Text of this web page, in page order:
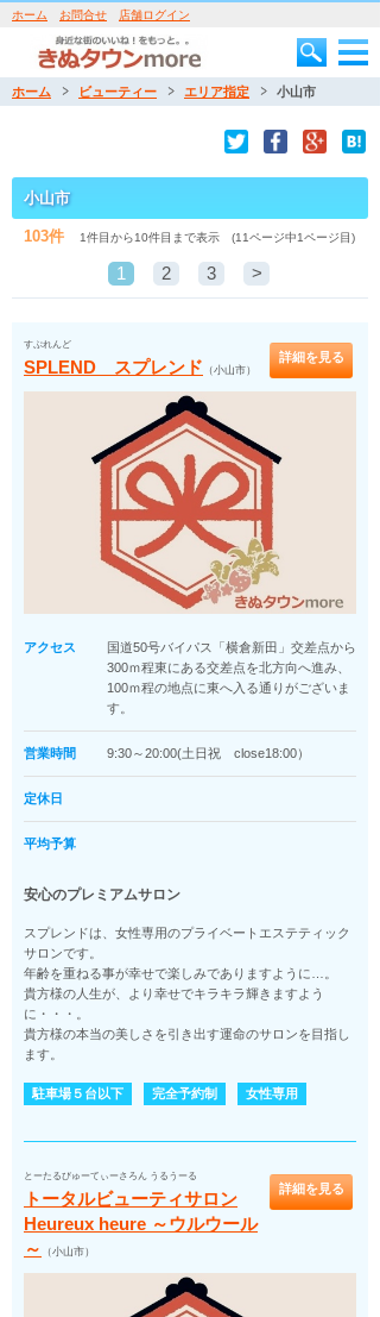
ホーム お問合せ 店舗ログイン
ホーム ビューティー エリア指定 小山市
小山市
103件 1件目から10件目まで表示 (11ページ中1ページ目)
1 2 3 >
すぷれんど
SPLEND スプレンド （小山市）
詳細を見る
アクセス
国道50号バイパス「横倉新田」交差点から
300ｍ程東にある交差点を北方向へ進み、
100ｍ程の地点に東へ入る通りがございま
す。
営業時間 9:30～20:00(土日祝 close18:00）
定休日
平均予算
安心のプレミアムサロン
スプレンドは、女性専用のプライベートエステティック
サロンです。
年齢を重ねる事が幸せで楽しみでありますように…。
貴方様の人生が、より幸せでキラキラ輝きますよう
に・・・。
貴方様の本当の美しさを引き出す運命のサロンを目指し
ます。
駐車場５台以下 完全予約制 女性専用
とーたるびゅーてぃーさろん うるうーる
トータルビューティサロン
Heureux heure ～ウルウール
～
（小山市）
詳細を見る